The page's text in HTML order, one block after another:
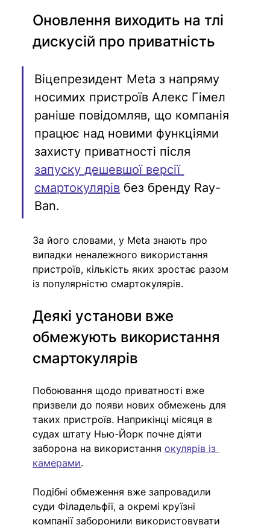
Оновлення виходить на тлі
дискусій про приватність
Віцепрезидент Meta з напряму
носимих пристроїв Алекс Гімел
раніше повідомляв, що компанія
працює над новими функціями
захисту приватності після
запуску дешевшої версії
смартокулярів без бренду Ray-
Ban.
За його словами, у Meta знають про
випадки неналежного використання
пристроїв, кількість яких зростає разом
із популярністю смартокулярів.
Деякі установи вже
обмежують використання
смартокулярів
Побоювання щодо приватності вже
призвели до появи нових обмежень для
таких пристроїв. Наприкінці місяця в
судах штату Нью-Йорк почне діяти
заборона на використання окулярів із
камерами.
Подібні обмеження вже запровадили
суди Філадельфії, а окремі круїзні
компанії заборонили використовувати